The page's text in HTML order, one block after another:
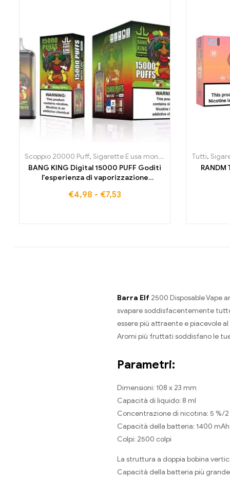
Scoppio 20000 Puff, Sigarette E usa monouso
Sigarette
BANG KING Digital 15000 PUFF Goditi
l'esperienza di vaporizzazione
€4,98 - €7,53
Tutti,
RANDM
Barra Elf 2500 Disposable Vape
svapare soddisfacentemente
essere più attraente e piacevole
Aromi più fruttati soddisfano le
Parametri:
Dimensioni: 108 x 23 mm
Capacità di liquido: 8 ml
Concentrazione di nicotina: 5 %/2
Capacità della batteria: 1400 mAh
Colpi: 2500 colpi
La struttura a doppia bobina
Capacità della batteria più